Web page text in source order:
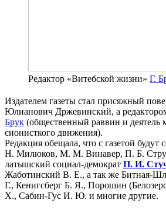
Редактор «Витебской жизни» Г.
Издателем газеты стал присяжный
Юлианович Држевинский, а
Брук (общественный раввин и деятель
сионисткого движения).
Редакция обещала, что с газетой будут
Н. Милюков, М. М. Винавер, П. Б.
латышский социал-демократ П. И.
Жаботинский В. Е., а так же Битная-
Г., Кенигсберг Б. Я., Порошин
Х., Сабин-Гус И. Ю. и многие другие.